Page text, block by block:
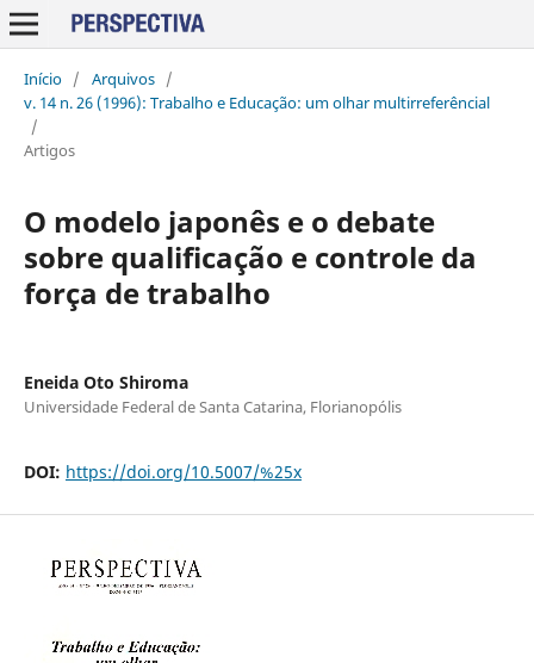
Início / Arquivos /
v. 14 n. 26 (1996): Trabalho e Educação: um olhar multirreferêncial
/
Artigos
O modelo japonês e o debate
sobre qualificação e controle da
força de trabalho
Eneida Oto Shiroma
Universidade Federal de Santa Catarina, Florianopólis
DOI: https://doi.org/10.5007/%25x